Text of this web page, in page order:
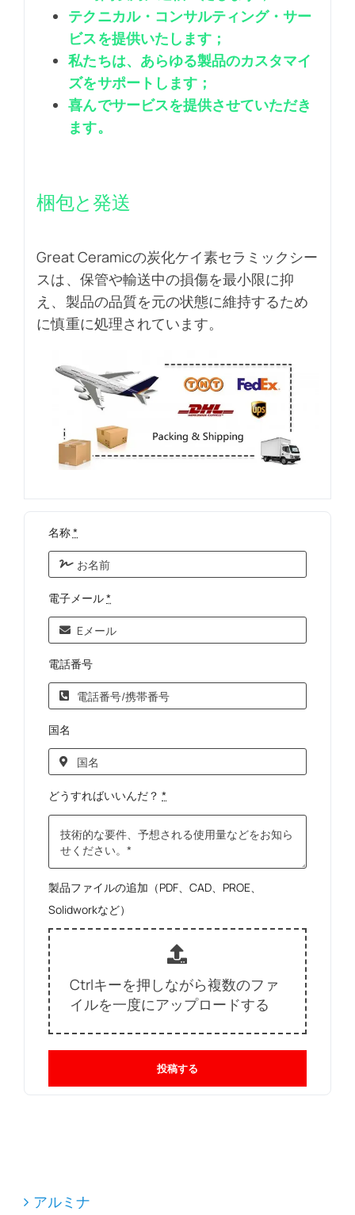
テクニカル・コンサルティング・サー
ビスを提供いたします；
私たちは、あらゆる製品のカスタマイ
ズをサポートします；
喜んでサービスを提供させていただき
ます。
梱包と発送
Great Ceramicの炭化ケイ素セラミックシー
スは、保管や輸送中の損傷を最小限に抑
え、製品の品質を元の状態に維持するため
に慎重に処理されています。
名称*
電子メール*
電話番号
国名
どうすればいいんだ？*
製品ファイルの追加（PDF、CAD、PROE、
Solidworkなど）
Ctrlキーを押しながら複数のファ
イルを一度にアップロードする
投稿する
アルミナ